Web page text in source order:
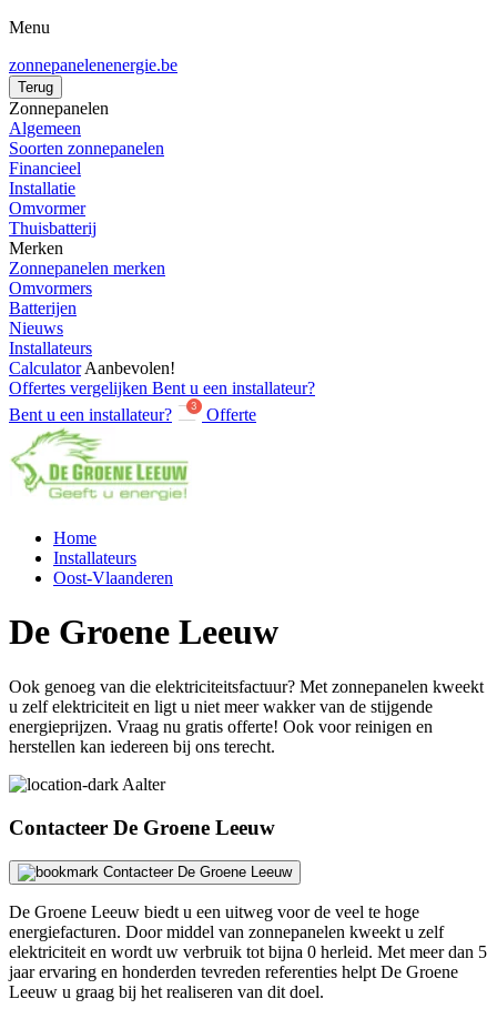
Menu
zonnepanelenenergie.be
Terug
Zonnepanelen
Algemeen
Soorten zonnepanelen
Financieel
Installatie
Omvormer
Thuisbatterij
Merken
Zonnepanelen merken
Omvormers
Batterijen
Nieuws
Installateurs
Calculator Aanbevolen!
Offertes vergelijken Bent u een installateur?
Bent u een installateur?
Offerte
Home
Installateurs
Oost-Vlaanderen
De Groene Leeuw
Ook genoeg van die elektriciteitsfactuur? Met zonnepanelen kweekt
u zelf elektriciteit en ligt u niet meer wakker van de stijgende
energieprijzen. Vraag nu gratis offerte! Ook voor reinigen en
herstellen kan iedereen bij ons terecht.
Aalter
Contacteer De Groene Leeuw
Contacteer De Groene Leeuw
De Groene Leeuw biedt u een uitweg voor de veel te hoge
energiefacturen. Door middel van zonnepanelen kweekt u zelf
elektriciteit en wordt uw verbruik tot bijna 0 herleid. Met meer dan 5
jaar ervaring en honderden tevreden referenties helpt De Groene
Leeuw u graag bij het realiseren van dit doel.